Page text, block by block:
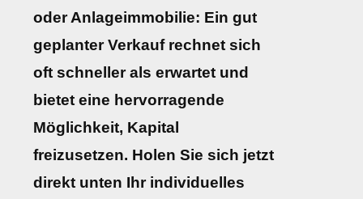
oder Anlageimmobilie: Ein gut
geplanter Verkauf rechnet sich
oft schneller als erwartet und
bietet eine hervorragende
Möglichkeit, Kapital
freizusetzen. Holen Sie sich jetzt
direkt unten Ihr individuelles